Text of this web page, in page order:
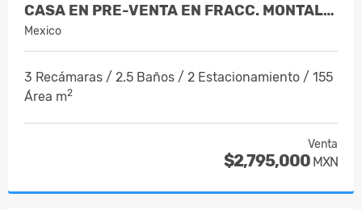
CASA EN PRE-VENTA EN FRACC. MONTALIA…
Mexico
3 Recámaras / 2.5 Baños / 2 Estacionamiento / 155
Área m2
Venta
$2,795,000 MXN